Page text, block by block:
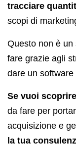
tracciare
scopi di
Questo non è
fare grazie agli
dare un software
Se vuoi
da fare per
acquisizione e
la tua